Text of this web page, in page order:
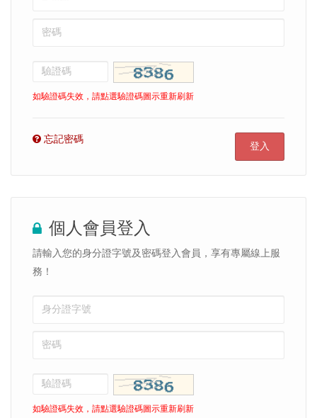
如驗證碼失效，請點選驗證碼圖示重新刷新
忘記密碼
登入
個人會員登入
請輸入您的身分證字號及密碼登入會員，享有專屬線上服
務！
如驗證碼失效，請點選驗證碼圖示重新刷新